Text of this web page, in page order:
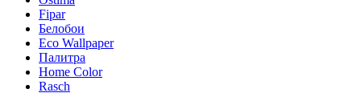
Fipar
Белобои
Eco Wallpaper
Палитра
Home Color
Rasch